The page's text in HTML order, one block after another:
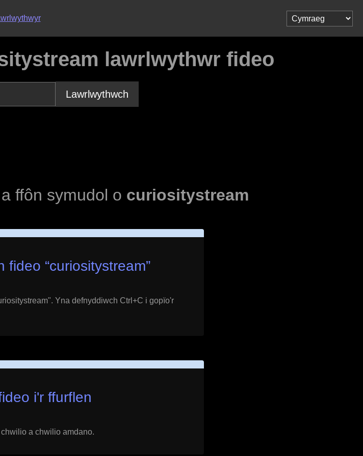
lawrlwythwr fideo
Lawrlwythwch
ffôn symudol o curiositystream
fideo “curiositystream”
". Yna defnyddiwch Ctrl+C i gopïo'r
i'r ffurflen
a chwilio amdano.